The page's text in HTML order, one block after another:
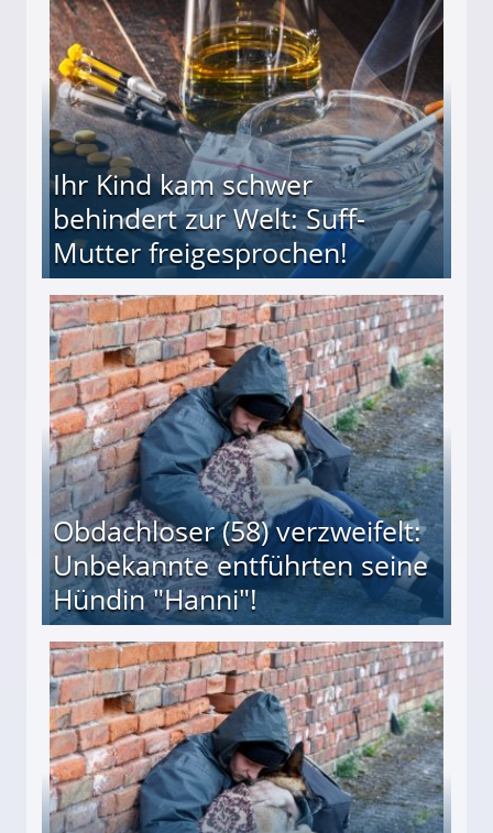
Ihr Kind kam schwer
behindert zur Welt: Suff-
Mutter freigesprochen!
Mutter freigesprochen!
Obdachloser (58) verzweifelt:
Unbekannte entführten seine
Hündin "Hanni"!
entführten seine Hündin "Hanni"!